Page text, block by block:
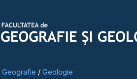
Geografie / Geologie